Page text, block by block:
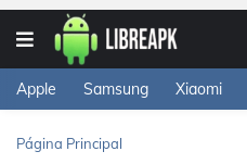
Apple Samsung Xiaomi
Página Principal